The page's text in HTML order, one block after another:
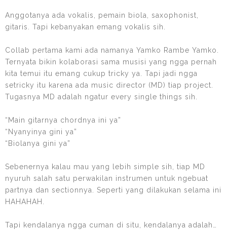
Anggotanya ada vokalis, pemain biola, saxophonist,
gitaris. Tapi kebanyakan emang vokalis sih.
Collab pertama kami ada namanya Yamko Rambe Yamko.
Ternyata bikin kolaborasi sama musisi yang ngga pernah
kita temui itu emang cukup tricky ya. Tapi jadi ngga
setricky itu karena ada music director (MD) tiap project.
Tugasnya MD adalah ngatur every single things sih.
“Main gitarnya chordnya ini ya”
“Nyanyinya gini ya”
“Biolanya gini ya”
Sebenernya kalau mau yang lebih simple sih, tiap MD
nyuruh salah satu perwakilan instrumen untuk ngebuat
partnya dan sectionnya. Seperti yang dilakukan selama ini
HAHAHAH.
Tapi kendalanya ngga cuman di situ, kendalanya adalah…